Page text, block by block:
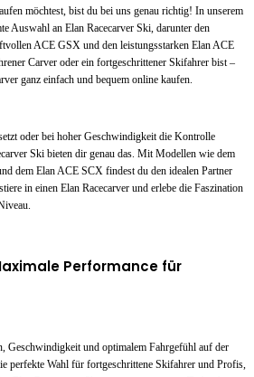
möchtest, bist du bei uns genau richtig! In unserem
Auswahl an Elan Racecarver Ski, darunter den
ACE GSX und den leistungsstarken Elan ACE
Carver oder ein fortgeschrittener Skifahrer bist –
ganz einfach und bequem online kaufen.
oder bei hoher Geschwindigkeit die Kontrolle
Ski bieten dir genau das. Mit Modellen wie dem
dem Elan ACE SCX findest du den idealen Partner
in einen Elan Racecarver und erlebe die Faszination
Performance für
Geschwindigkeit und optimalem Fahrgefühl auf der
perfekte Wahl für fortgeschrittene Skifahrer und Profis,